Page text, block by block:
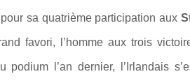
sa quatrième participation aux
favori, l’homme aux trois
podium l’an dernier, l’Irlandais